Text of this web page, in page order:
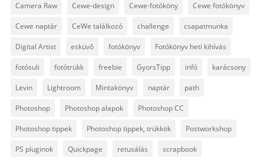
Camera Raw Cewe-design Cewe-fotóköny Cewe fotókönyv
Cewe naptár CeWe találkozó challenge csapatmunka
Digital Artist esküvő fotókönyv Fotókönyv heti kihívás
fotósuli fotótrükk freebie GyorsTipp infó karácsony
Levin Lightroom Mintakönyv naptár path
Photoshop Photoshop alapok Photoshop CC
Photoshop tippek Photoshop tippek, trükkök Postworkshop
PS pluginok Quickpage retusálás scrapbook